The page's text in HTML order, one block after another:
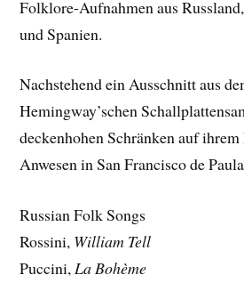
Folklore-Aufnahmen aus
und Spanien.
Nachstehend ein Ausschnitt aus
Hemingway’schen
deckenhohen Schränken auf
Anwesen in San Francisco de
Russian Folk Songs
Rossini, William Tell
Puccini,La Bohème